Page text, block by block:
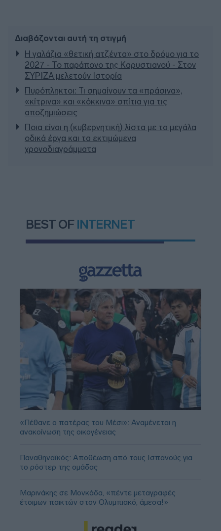
Διαβάζονται αυτή τη στιγμή
Η γαλάζια «θετική ατζέντα» στο δρόμο για το
2027 - Το παράπονο της Καρυστιανού - Στον
ΣΥΡΙΖΑ μελετούν Ιστορία
Πυρόπληκτοι: Τι σημαίνουν τα «πράσινα»,
«κίτρινα» και «κόκκινα» σπίτια για τις
αποζημιώσεις
Ποια είναι η (κυβερνητική) λίστα με τα μεγάλα
οδικά έργα και τα εκτιμώμενα
χρονοδιαγράμματα
BEST OF INTERNET
«Πέθανε ο πατέρας του Μέσι»: Αναμένεται η
ανακοίνωση της οικογένειας
Παναθηναϊκός: Αποθέωση από τους Ισπανούς για
το ρόστερ της ομάδας
Μαρινάκης σε Μονκάδα, «πέντε μεταγραφές
έτοιμων παικτών στον Ολυμπιακό, άμεσα!»